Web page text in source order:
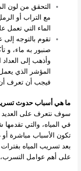
التحقق من لون
مع التراب أو
الماء التي تعمل
تقوم بالتوجه إلى
صنبور به ماء، و
وأذهب إلى
المؤشر الذي
فيجب أن تعرف
ما هي أسباب حدوث
سوف نتعرف على العديد
في المياه، والتي
تكون الأسباب مباشرة
بعد تسريب المياه
على أهم عوامل